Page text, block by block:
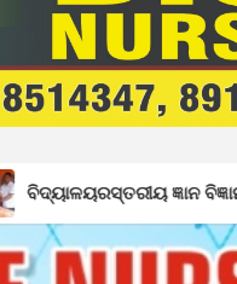
ବିଜ୍ଞାନ ମେଳା